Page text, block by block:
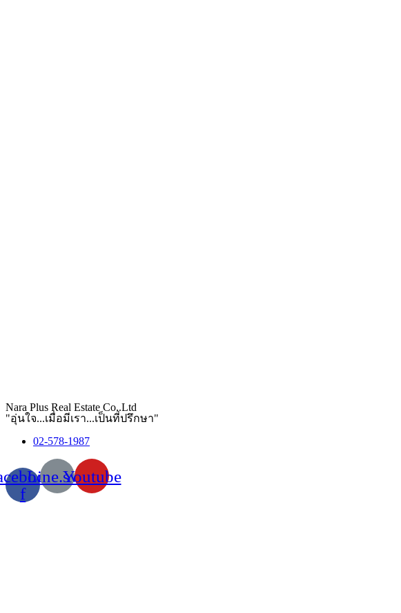
Nara Plus Real Estate Co,.Ltd
"อุ่นใจ...เมื่อมีเรา...เป็นที่ปรึกษา"
02-578-1987
f
Line.svgYoutube